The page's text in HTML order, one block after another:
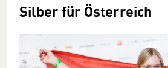
Silber für Österreich